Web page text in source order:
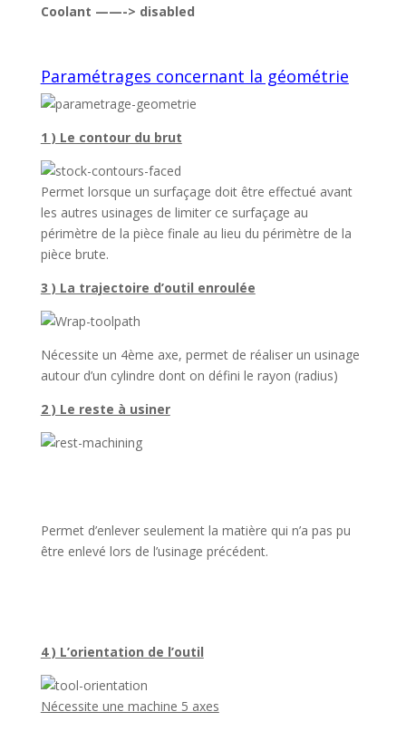
Coolant ——-> disabled
Paramétrages concernant la géométrie
1 ) Le contour du brut
Permet lorsque un surfaçage doit être effectué avant
les autres usinages de limiter ce surfaçage au
périmètre de la pièce finale au lieu du périmètre de la
pièce brute.
3 ) La trajectoire d’outil enroulée
Nécessite un 4ème axe, permet de réaliser un usinage
autour d’un cylindre dont on défini le rayon (radius)
2 ) Le reste à usiner
Permet d’enlever seulement la matière qui n’a pas pu
être enlevé lors de l’usinage précédent.
4 ) L’orientation de l’outil
Nécessite une machine 5 axes